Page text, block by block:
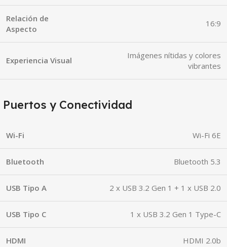
Relación de
Aspecto
16:9
Experiencia Visual
Imágenes nítidas y colores
vibrantes
Puertos y Conectividad
Wi-Fi Wi-Fi 6E
Bluetooth Bluetooth 5.3
USB Tipo A 2 x USB 3.2 Gen 1 + 1 x USB 2.0
USB Tipo C 1 x USB 3.2 Gen 1 Type-C
HDMI HDMI 2.0b